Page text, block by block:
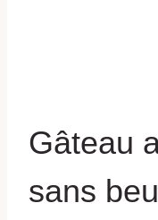
Gâteau
sans